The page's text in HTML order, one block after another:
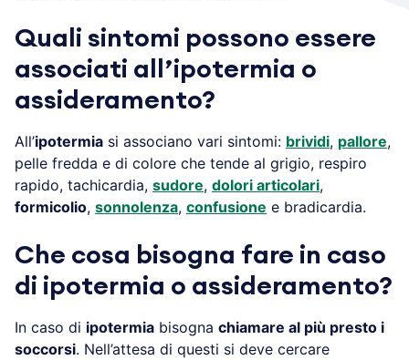
Quali sintomi possono essere
associati all’ipotermia o
assideramento?
All’ipotermia si associano vari sintomi: brividi, pallore,
pelle fredda e di colore che tende al grigio, respiro
rapido, tachicardia, sudore, dolori articolari,
formicolio, sonnolenza, confusione e bradicardia.
Che cosa bisogna fare in caso
di ipotermia o assideramento?
In caso di ipotermia bisogna chiamare al più presto i
soccorsi. Nell’attesa di questi si deve cercare